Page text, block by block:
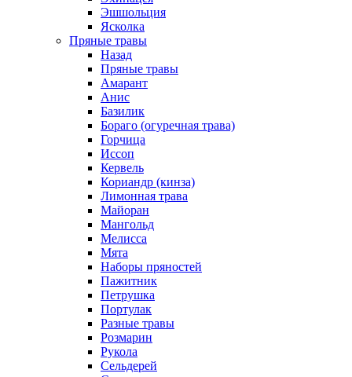
Эшшольция
Ясколка
Пряные травы
Назад
Пряные травы
Амарант
Анис
Базилик
Бораго (огуречная трава)
Горчица
Иссоп
Кервель
Кориандр (кинза)
Лимонная трава
Майоран
Мангольд
Мелисса
Мята
Наборы пряностей
Пажитник
Петрушка
Портулак
Разные травы
Розмарин
Рукола
Сельдерей